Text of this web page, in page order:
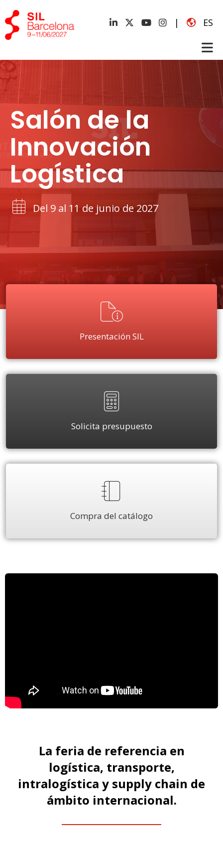
| ES
Salón de la
Innovación
Logística
Del 9 al 11 de junio de 2027
Presentación SIL
Solicita presupuesto
Compra del catálogo
La feria de referencia en
logística, transporte,
intralogística y supply chain de
ámbito internacional.